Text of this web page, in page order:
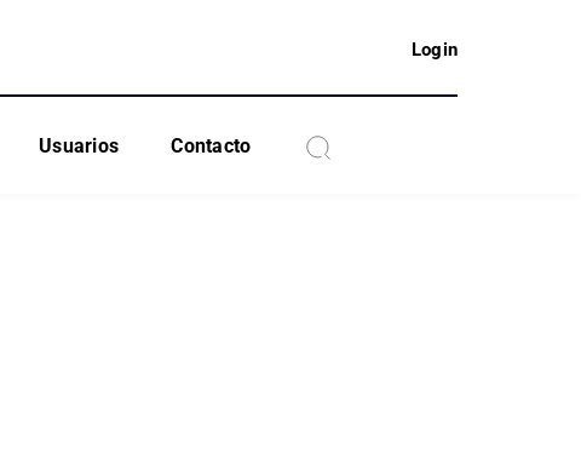
Login
Usuarios Contacto